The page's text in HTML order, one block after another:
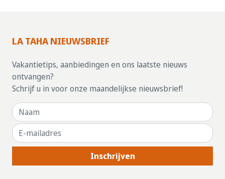
LA TAHA NIEUWSBRIEF
Vakantietips, aanbiedingen en ons laatste nieuws
ontvangen?
Schrijf u in voor onze maandelijkse nieuwsbrief!
Inschrijven